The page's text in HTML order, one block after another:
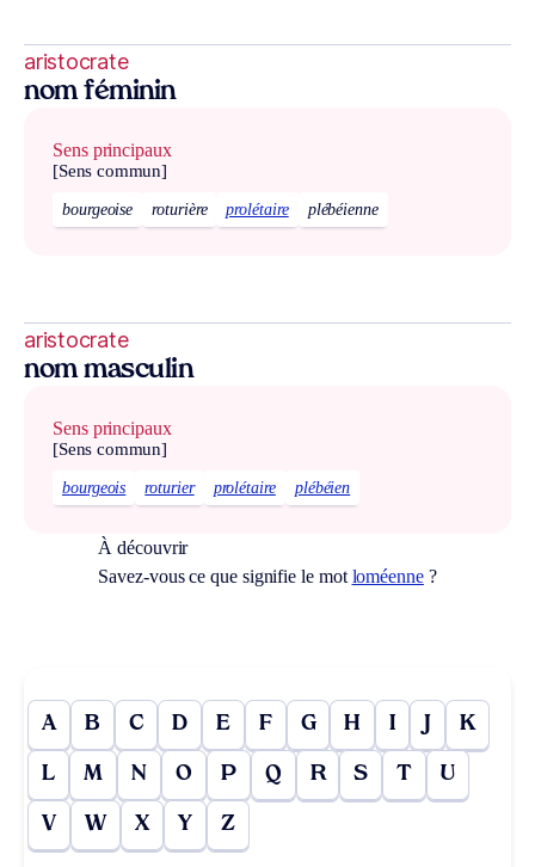
aristocrate
nom féminin
Sens principaux
[Sens commun]
bourgeoise roturière prolétaire plébéienne
aristocrate
nom masculin
Sens principaux
[Sens commun]
bourgeois roturier prolétaire plébéien
À découvrir
Savez-vous ce que signifie le mot loméenne?
A B C D E F G H I J K
L M N O P Q R S T U
V W X Y Z